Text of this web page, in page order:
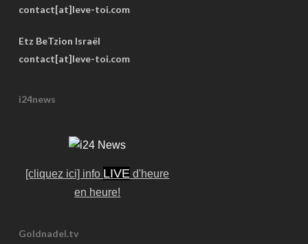
contact[at]leve-toi.com
Etz BeTzion Israël
contact[at]leve-toi.com
i24news
[cliquez ici] info LIVE d'heure
en heure!
Goldnadel.tv